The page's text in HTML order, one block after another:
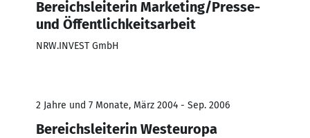
Bereichsleiterin Marketing/Presse-
und Öffentlichkeitsarbeit
NRW.INVEST GmbH
2 Jahre und 7 Monate, März 2004 - Sep. 2006
Bereichsleiterin Westeuropa